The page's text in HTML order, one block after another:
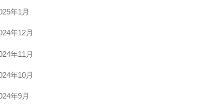
年1月
年12月
年11月
年10月
年9月